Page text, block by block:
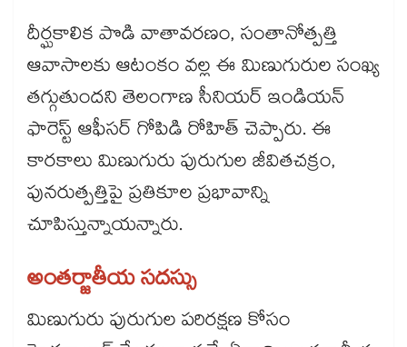
దీర్ఘకాలిక పొడి వాతావరణం, సంతానోత్పత్తి
ఆవాసాలకు ఆటంకం వల్ల ఈ మిణుగురుల సంఖ్య
తగ్గుతుందని తెలంగాణ సీనియర్ ఇండియన్
ఫారెస్ట్ ఆఫీసర్ గోపిడి రోహిత్ చెప్పారు. ఈ
కారకాలు మిణుగురు పురుగుల జీవితచక్రం,
పునరుత్పత్తిపై ప్రతికూల ప్రభావాన్ని
చూపిస్తున్నాయన్నారు.
అంతర్జాతీయ సదస్సు
మిణుగురు పురుగుల పరిరక్షణ కోసం